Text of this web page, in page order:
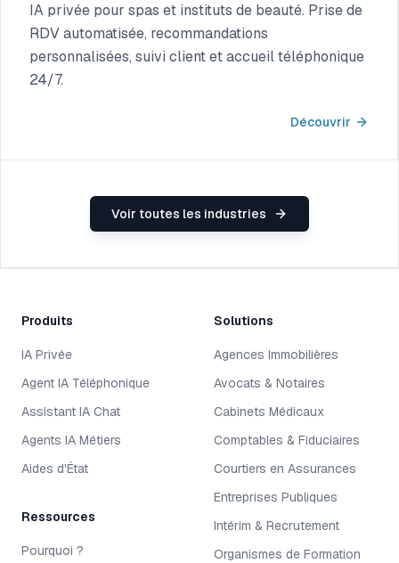
IA privée pour spas et instituts de beauté. Prise de
RDV automatisée, recommandations
personnalisées, suivi client et accueil téléphonique
24/7.
Découvrir
Voir toutes les industries
Produits
IA Privée
Agent IA Téléphonique
Assistant IA Chat
Agents IA Métiers
Aides d'État
Ressources
Pourquoi ?
Solutions
Agences Immobilières
Avocats & Notaires
Cabinets Médicaux
Comptables & Fiduciaires
Courtiers en Assurances
Entreprises Publiques
Intérim & Recrutement
Organismes de Formation